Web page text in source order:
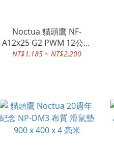
Noctua 貓頭鷹 NF-
A12x25 G2 PWM 12公分
SSO2 黑化 軸承靜音扇
NT$1,185 ~ NT$2,200